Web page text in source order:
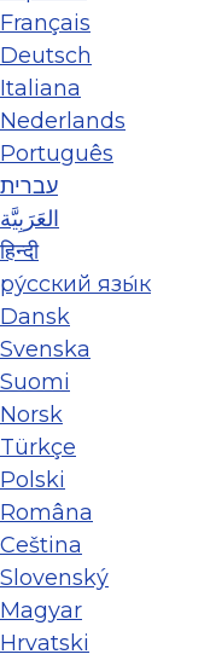
Français
Deutsch
Italiana
Nederlands
Português
עברית
العَرَبِيَّة
हिन्दी
ру́сский язы́к
Dansk
Svenska
Suomi
Norsk
Türkçe
Polski
Româna
Ceština
Slovenský
Magyar
Hrvatski